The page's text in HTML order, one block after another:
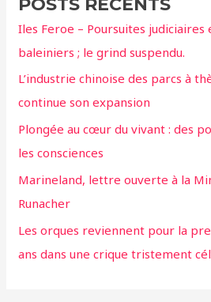
r
c
h
e
r
:
Iles Feroe – Poursuites judiciaires
baleiniers ; le grind suspendu.
L’industrie chinoise des parcs à
continue son expansion
Plongée au cœur du vivant : des
les consciences
Marineland, lettre ouverte à la
Runacher
Les orques reviennent pour la
ans dans une crique tristement